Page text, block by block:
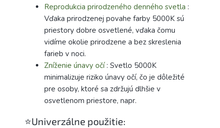
Reprodukcia prirodzeného denného svetla :
Vďaka prirodzenej povahe farby 5000K sú
priestory dobre osvetlené, vďaka čomu
vidíme okolie prirodzene a bez skreslenia
farieb v noci.
Zníženie únavy očí: Svetlo 5000K
minimalizuje riziko únavy očí, čo je dôležité
pre osoby, ktoré sa zdržujú dlhšie v
osvetlenom priestore, napr.
⭐Univerzálne použitie: